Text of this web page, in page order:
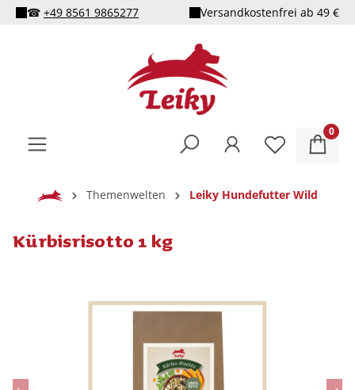
springen
☎ +49 8561 9865277 Versandkostenfrei ab 49 €
0
HomeThemenwelten Leiky Hundefutter Wild
Kürbisrisotto 1 kg
Bildergalerie überspringen